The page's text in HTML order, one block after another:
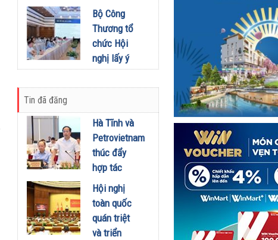
chính mình
01/08/2026
xanh
31/07/2026
phương
hướng,
nhiệm vụ
trọng tâm
tháng
Bộ Công
Thương tổ
chức Hội
nghị lấy ý
kiến dự
thảo Nghị
kinh doanh
xăng dầu
29/07/2026
Tin đã đăng
Hà Tĩnh và
Petrovietnam
thúc đẩy
hợp tác
phát triển
trung tâm
công
nghiệp -
Hội nghị
toàn quốc
quán triệt
và triển